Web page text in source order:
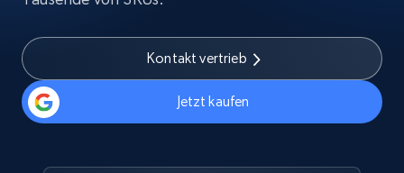
Kontakt vertrieb
Jetzt kaufen